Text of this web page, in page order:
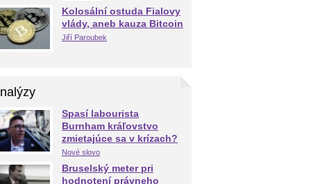
Kolosální ostuda Fialovy
vlády, aneb kauza Bitcoin
Jiří Paroubek
Spasí labourista
Burnham kráľovstvo
zmietajúce sa v krízach?
Nové slovo
Bruselský meter pri
hodnotení právneho